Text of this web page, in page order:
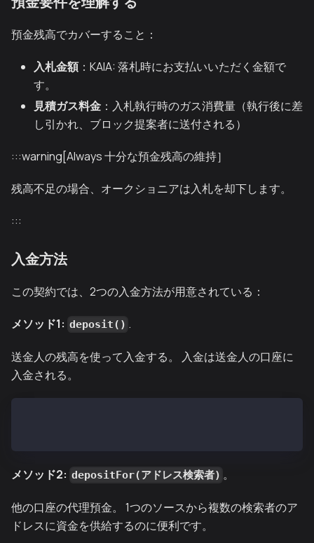
預金残高でカバーすること：
入札金額：KAIA: 落札時にお支払いいただく金額で
す。
見積ガス料金 ：入札執行時のガス消費量（執行後に差
し引かれ、ブロック提案者に送付される）
:::warning[Always 十分な預金残高の維持］
残高不足の場合、オークショニアは入札を却下します。
:::
入金方法
この契約では、2つの入金方法が用意されている：
メソッド1: deposit() .
送金人の残高を使って入金する。 入金は送金人の口座に
入金される。
メソッド2: depositFor(アドレス検索者) 。
他の口座の代理預金。 1つのソースから複数の検索者のア
ドレスに資金を供給するのに便利です。